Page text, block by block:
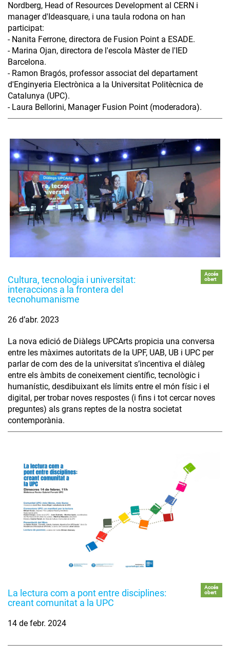
Nordberg, Head of Resources Development al CERN i
manager d'Ideasquare, i una taula rodona on han
participat:
- Nanita Ferrone, directora de Fusion Point a ESADE.
- Marina Ojan, directora de l'escola Màster de l'IED
Barcelona.
- Ramon Bragós, professor associat del departament
d'Enginyeria Electrònica a la Universitat Politècnica de
Catalunya (UPC).
- Laura Bellorini, Manager Fusion Point (moderadora).
Cultura, tecnologia i universitat:
interaccions a la frontera del
tecnohumanisme
Accés
obert
26 d’abr. 2023
La nova edició de Diàlegs UPCArts propicia una conversa
entre les màximes autoritats de la UPF, UAB, UB i UPC per
parlar de com des de la universitat s’incentiva el diàleg
entre els àmbits de coneixement científic, tecnològic i
humanístic, desdibuixant els límits entre el món físic i el
digital, per trobar noves respostes (i fins i tot cercar noves
preguntes) als grans reptes de la nostra societat
contemporània.
La lectura com a pont entre disciplines:
creant comunitat a la UPC
Accés
obert
14 de febr. 2024